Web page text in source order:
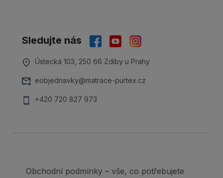
Sledujte nás
Ústecká 103, 250 66 Zdiby u Prahy
eobjednavky@matrace-purtex.cz
+420 720 827 973
Obchodní podmínky – vše, co potřebujete